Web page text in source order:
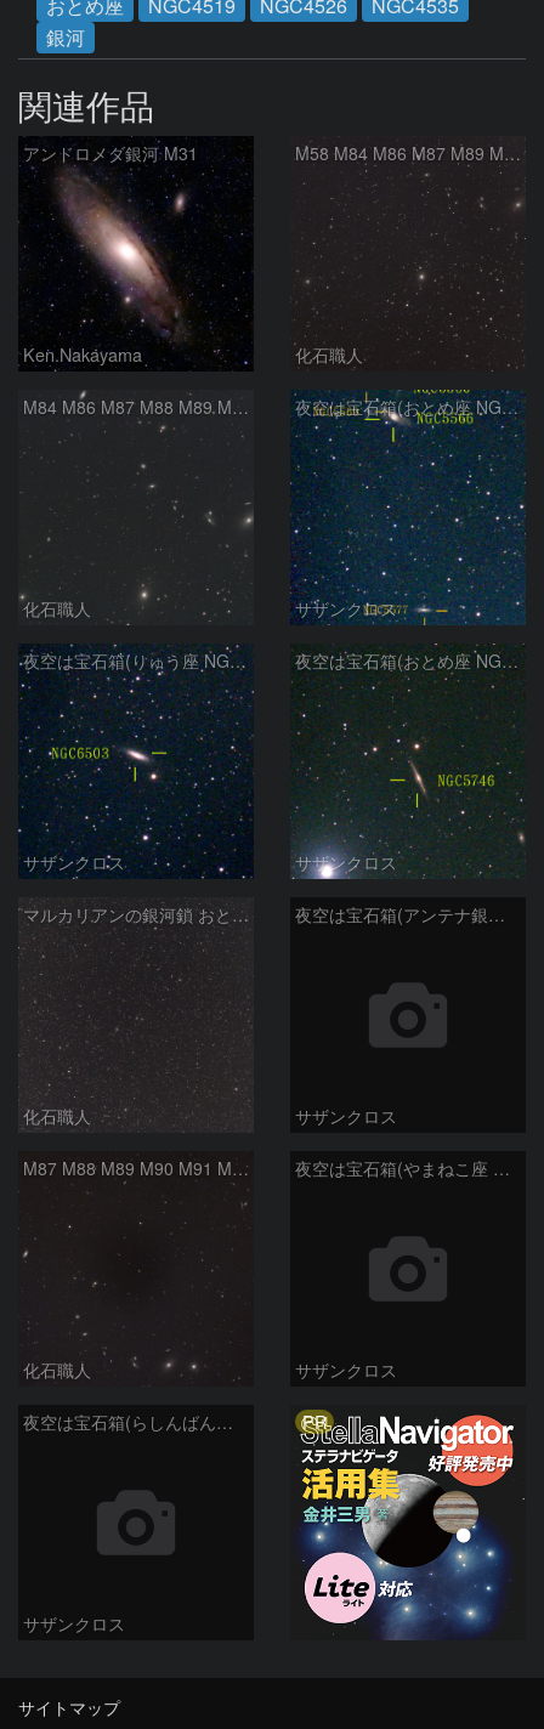
おとめ座
NGC4519 NGC4526
NGC4535
銀河
関連作品
アンドロメダ銀河 M31
Ken.Nakayama
M58 M84 M86 M87 M89 M90 マルカリアンの銀河鎖 おとめ座 かみのけ座
化石職人
M84 M86 M87 M88 M89 M90 M91 マルカリアンの銀河鎖 おとめ座 かみのけ座
化石職人
夜空は宝石箱(おとめ座 NGC5566) Seestar50
サザンクロス
夜空は宝石箱(りゅう座 NGC6503) Seestar50
サザンクロス
夜空は宝石箱(おとめ座 NGC5746) Seestar50
サザンクロス
マルカリアンの銀河鎖 おとめ座・ かみのけ座の銀河
化石職人
夜空は宝石箱(アンテナ銀河 NGC4038) Seestar50
サザンクロス
M87 M88 M89 M90 M91 M100 マルカリアンの銀河鎖 おとめ座 かみのけ座
化石職人
夜空は宝石箱(やまねこ座 NGC2683) Seestar50
サザンクロス
夜空は宝石箱(らしんばん座 NGC2613) Seestar50
サザンクロス
PR
サイトマップ